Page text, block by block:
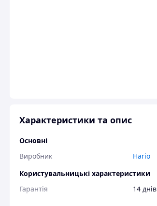
Характеристики та опис
Основні
Виробник
Hario
Користувальницькі характеристики
Гарантія
14 днів